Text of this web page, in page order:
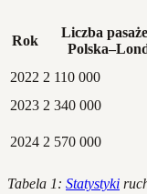
Rok
Liczba
2022 2 110 000
2023 2 340 000
2024 2 570 000
Tabela 1: Statystyki